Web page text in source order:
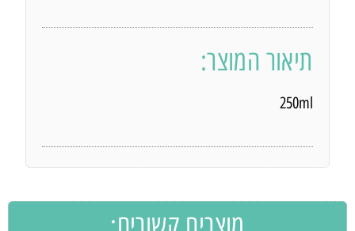
תיאור המוצר:
250ml